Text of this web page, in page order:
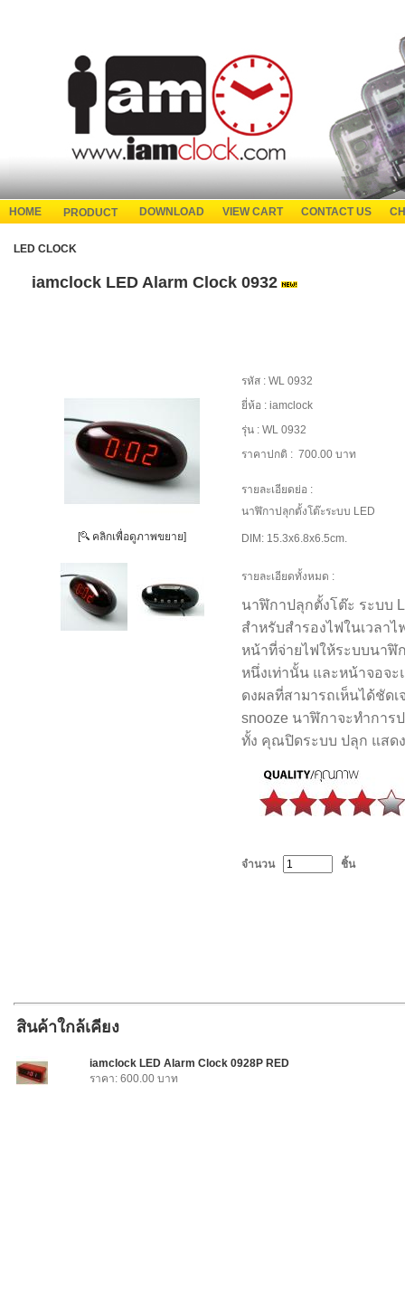
HOME PRODUCT DOWNLOAD VIEW CART CONTACT US
LED CLOCK
iamclock LED Alarm Clock 0932
[ คลิกเพื่อดูภาพขยาย]
รหัส : WL 0932
ยี่ห้อ : iamclock
รุ่น : WL 0932
ราคาปกติ : 700.00 บาท
รายละเอียดย่อ :
นาฬิกาปลุกตั้งโต๊ะระบบ LED
DIM: 15.3x6.8x6.5cm.
รายละเอียดทั้งหมด :
นาฬิกาปลุกตั้งโต๊ะ ระบบ
สำหรับสำรองไฟในเวลา
หน้าที่จ่ายไฟให้ระบบนาฬิ
หนึ่งเท่านั้น และหน้าจอจ
ดงผลที่สามารถเห็นได้ชัด
snooze นาฬิกาจะทำการ
ทั้ง คุณปิดระบบ ปลุก แสดง
จำนวน ชิ้น
สินค้าใกล้เคียง
iamclock LED Alarm Clock 0928P RED
ราคา: 600.00 บาท